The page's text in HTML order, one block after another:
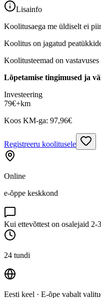
Lisainfo
Koolitusaega me üldiselt ei
Koolitus on jagatud
Koolitusteemad on
Lõpetamise tingimused ja
Investeering
79€+km
Koos KM-ga: 97,96€
Registreeru koolitusele
Online
e-õppe keskkond
Kui ettevõttest on osalejaid 2-
24 tundi
Eesti keel · E-õpe vabalt